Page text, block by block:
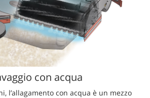
con acqua
l’allagamento con acqua è un mezzo